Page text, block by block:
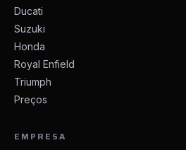
Ducati
Suzuki
Honda
Royal Enfield
Triumph
Preços
EMPRESA